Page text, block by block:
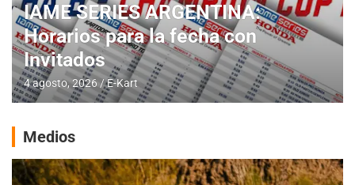
IAME SERIES ARGENTINA:
Horarios para la fecha con
Invitados
4 agosto, 2026 E-Kart
Medios